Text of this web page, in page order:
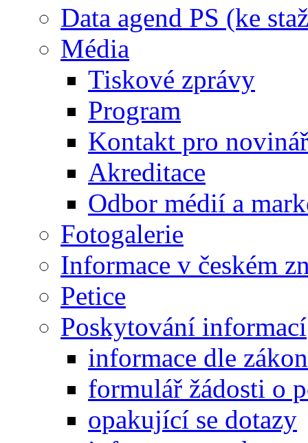
Data agend PS (ke
Média
Tiskové zprávy
Program
Kontakt pro
Akreditace
Odbor médií a
Fotogalerie
Informace v českém
Petice
Poskytování informací
informace dle
formulář žádosti o
opakující se dotazy